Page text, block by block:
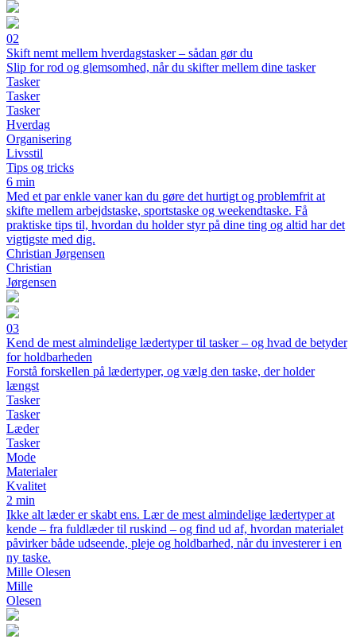
02
Skift nemt mellem hverdagstasker – sådan gør du
Slip for rod og glemsomhed, når du skifter mellem dine tasker
Tasker
Tasker
Tasker
Hverdag
Organisering
Livsstil
Tips og tricks
6 min
Med et par enkle vaner kan du gøre det hurtigt og problemfrit at
skifte mellem arbejdstaske, sportstaske og weekendtaske. Få
praktiske tips til, hvordan du holder styr på dine ting og altid har det
vigtigste med dig.
Christian Jørgensen
Christian
Jørgensen
03
Kend de mest almindelige lædertyper til tasker – og hvad de betyder
for holdbarheden
Forstå forskellen på lædertyper, og vælg den taske, der holder
længst
Tasker
Tasker
Læder
Tasker
Mode
Materialer
Kvalitet
2 min
Ikke alt læder er skabt ens. Lær de mest almindelige lædertyper at
kende – fra fuldlæder til ruskind – og find ud af, hvordan materialet
påvirker både udseende, pleje og holdbarhed, når du investerer i en
ny taske.
Mille Olesen
Mille
Olesen